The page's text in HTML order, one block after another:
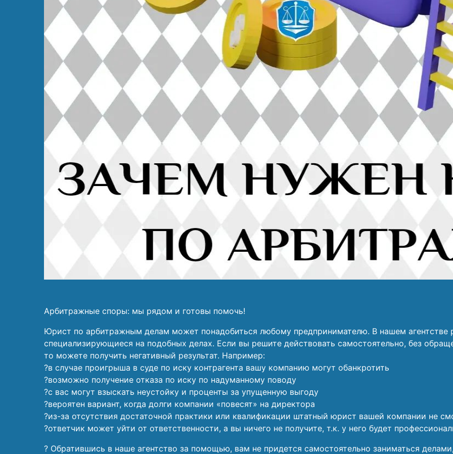
Арбитражные споры: мы рядом и готовы помочь!
Юрист по арбитражным делам может понадобиться любому предпринимателю. В нашем агентстве
специализирующиеся на подобных делах. Если вы решите действовать самостоятельно, без
то можете получить негативный результат. Например:
?в случае проигрыша в суде по иску контрагента вашу компанию могут обанкротить
?возможно получение отказа по иску по надуманному поводу
?с вас могут взыскать неустойку и проценты за упущенную выгоду
?вероятен вариант, когда долги компании «повесят» на директора
?из-за отсутствия достаточной практики или квалификации штатный юрист вашей компании не
?ответчик может уйти от ответственности, а вы ничего не получите, т.к. у него будет
? Обратившись в наше агентство за помощью, вам не придется самостоятельно заниматься